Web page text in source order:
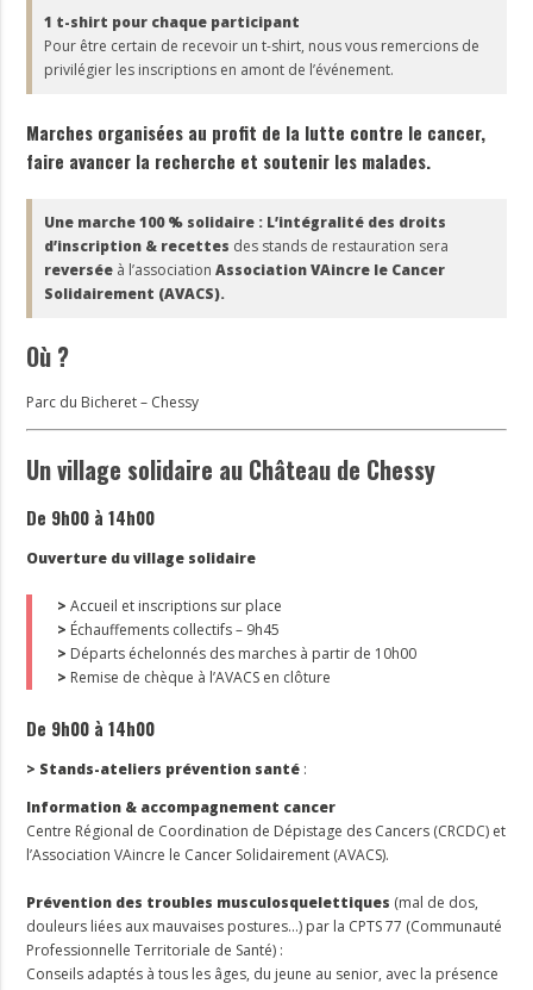
1 t-shirt pour chaque participant
Pour être certain de recevoir un t-shirt, nous vous remercions de
privilégier les inscriptions en amont de l’événement.
Marches organisées au profit de la lutte contre le cancer,
faire avancer la recherche et soutenir les malades.
Une marche 100 % solidaire : L’intégralité des droits
d’inscription & recettes des stands de restauration sera
reversée à l’association Association VAincre le Cancer
Solidairement (AVACS).
Où ?
Parc du Bicheret – Chessy
Un village solidaire au Château de Chessy
De 9h00 à 14h00
Ouverture du village solidaire
>Accueil et inscriptions sur place
> Échauffements collectifs – 9h45
> Départs échelonnés des marches à partir de 10h00
> Remise de chèque à l’AVACS en clôture
De 9h00 à 14h00
> Stands-ateliers prévention santé :
Information & accompagnement cancer
Centre Régional de Coordination de Dépistage des Cancers (CRCDC) et
l’Association VAincre le Cancer Solidairement (AVACS).
Prévention des troubles musculosquelettiques (mal de dos,
douleurs liées aux mauvaises postures…) par la CPTS 77 (Communauté
Professionnelle Territoriale de Santé) :
Conseils adaptés à tous les âges, du jeune au senior, avec la présence